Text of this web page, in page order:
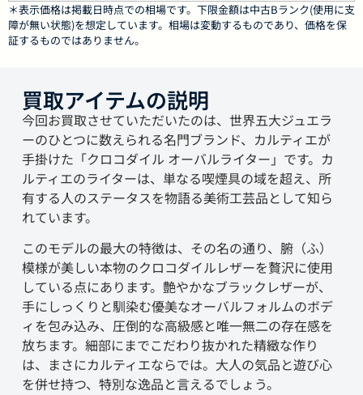
＊表示価格は掲載日時点での相場です。下限金額は中古Bランク(使用に支
障が無い状態)を想定しています。相場は変動するものであり、価格を保
証するものではありません。
買取アイテムの説明
今回お買取させていただいたのは、世界五大ジュエラ
ーのひとつに数えられる名門ブランド、カルティエが
手掛けた「クロコダイル オーバルライター」です。カ
ルティエのライターは、単なる喫煙具の域を超え、所
有する人のステータスを物語る美術工芸品として知ら
れています。
このモデルの最大の特徴は、その名の通り、腑（ふ）
模様が美しい本物のクロコダイルレザーを贅沢に使用
している点にあります。艶やかなブラックレザーが、
手にしっくりと馴染む優美なオーバルフォルムのボデ
ィを包み込み、圧倒的な高級感と唯一無二の存在感を
放ちます。細部にまでこだわり抜かれた精緻な作り
は、まさにカルティエならでは。大人の気品と遊び心
を併せ持つ、特別な逸品と言えるでしょう。